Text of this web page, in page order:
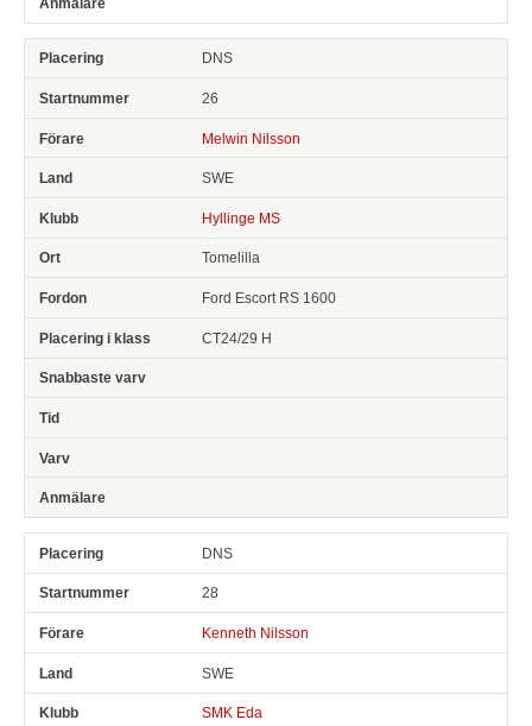
DNS
26
Melwin Nilsson
SWE
Hyllinge MS
Tomelilla
Ford Escort RS 1600
CT24/29 H
DNS
28
Kenneth Nilsson
SWE
SMK Eda